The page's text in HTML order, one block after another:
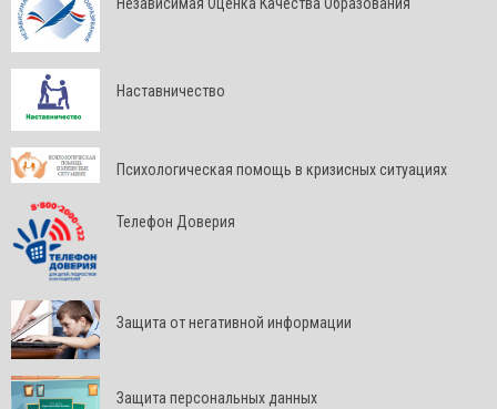
Наставничество
Психологическая помощь в кризисных ситуациях
Телефон Доверия
Защита от негативной информации
Защита персональных данных